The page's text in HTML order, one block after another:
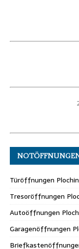
Türöffnungen
Tresoröffnungen
Autoöffnungen
Garagenöffnungen